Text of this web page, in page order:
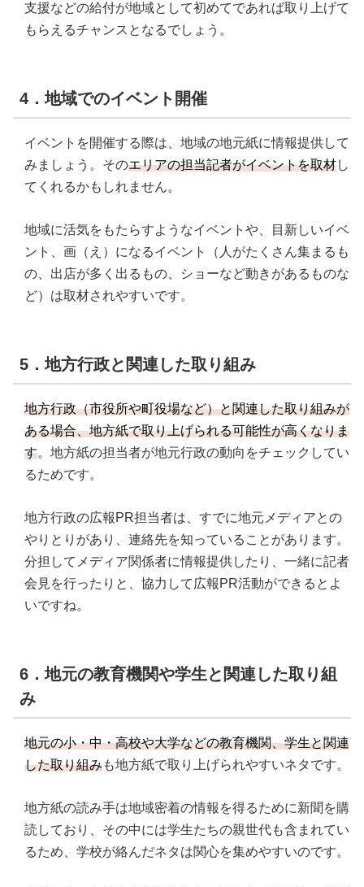
支援などの給付が地域として初めてであれば取り上げて
もらえるチャンスとなるでしょう。
4．地域でのイベント開催
イベントを開催する際は、地域の地元紙に情報提供して
みましょう。そのエリアの担当記者がイベントを取材し
てくれるかもしれません。
地域に活気をもたらすようなイベントや、目新しいイベ
ント、画（え）になるイベント（人がたくさん集まるも
の、出店が多く出るもの、ショーなど動きがあるものな
ど）は取材されやすいです。
5．地方行政と関連した取り組み
地方行政（市役所や町役場など）と関連した取り組みが
ある場合、地方紙で取り上げられる可能性が高くなりま
す。地方紙の担当者が地元行政の動向をチェックしてい
るためです。
地方行政の広報PR担当者は、すでに地元メディアとの
やりとりがあり、連絡先を知っていることがあります。
分担してメディア関係者に情報提供したり、一緒に記者
会見を行ったりと、協力して広報PR活動ができるとよ
いですね。
6．地元の教育機関や学生と関連した取り組
み
地元の小・中・高校や大学などの教育機関、学生と関連
した取り組みも地方紙で取り上げられやすいネタです。
地方紙の読み手は地域密着の情報を得るために新聞を購
読しており、その中には学生たちの親世代も含まれてい
るため、学校が絡んだネタは関心を集めやすいのです。